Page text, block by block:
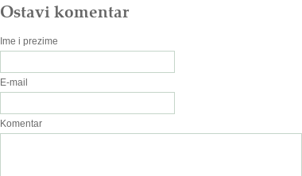
Ostavi komentar
Ime i prezime
E-mail
Komentar